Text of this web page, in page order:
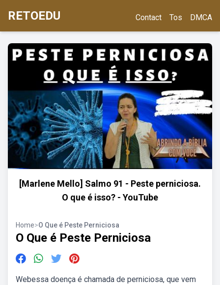
RETOEDU Contact Tos DMCA
[Marlene Mello] Salmo 91 - Peste perniciosa.
O que é isso? - YouTube
Home>O Que é Peste Perniciosa
O Que é Peste Perniciosa
Webessa doença é chamada de perniciosa, que vem